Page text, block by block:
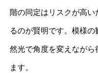
階の同定はリスクが高
るのが賢明です。模様
然光で角度を変えながら
ます。